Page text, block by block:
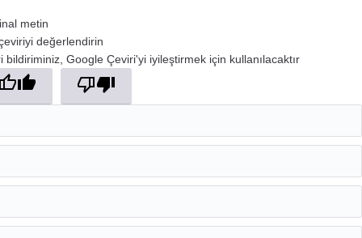
metin
değerlendirin
bildiriminiz, Google Çeviri'yi iyileştirmek için kullanılacaktır